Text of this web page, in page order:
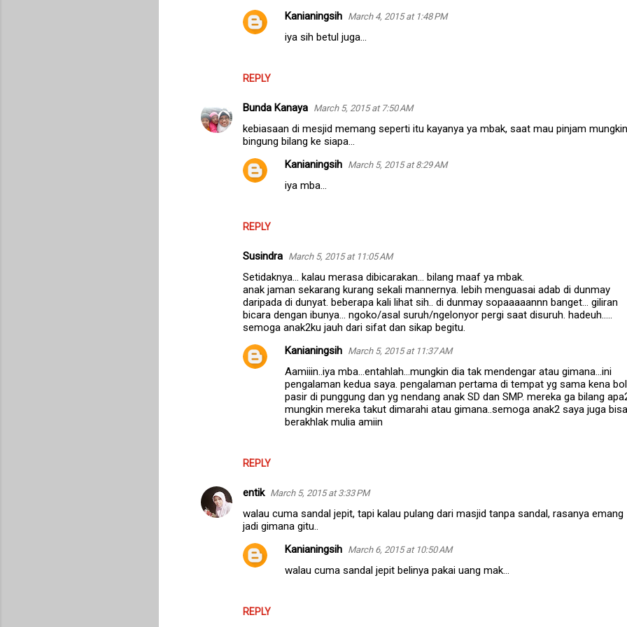
REPLY
Kanianingsih March 4, 2015 at 1:48 PM
iya sih betul juga...
Bunda Kanaya March 5, 2015 at 7:50 AM
kebiasaan di mesjid memang seperti itu kayanya ya mbak, saat mau pinjam mungkin
bingung bilang ke siapa...
REPLY
Kanianingsih March 5, 2015 at 8:29 AM
iya mba...
Susindra March 5, 2015 at 11:05 AM
Setidaknya... kalau merasa dibicarakan... bilang maaf ya mbak.
anak jaman sekarang kurang sekali mannernya. lebih menguasai adab di dunmay
daripada di dunyat. beberapa kali lihat sih.. di dunmay sopaaaaannn banget... giliran
bicara dengan ibunya... ngoko/asal suruh/ngelonyor pergi saat disuruh. hadeuh.....
semoga anak2ku jauh dari sifat dan sikap begitu.
REPLY
Kanianingsih March 5, 2015 at 11:37 AM
Aamiiin..iya mba...entahlah...mungkin dia tak mendengar atau gimana...ini
pengalaman kedua saya. pengalaman pertama di tempat yg sama kena
pasir di punggung dan yg nendang anak SD dan SMP. mereka ga bilang
mungkin mereka takut dimarahi atau gimana..semoga anak2 saya juga bisa
berakhlak mulia amiin
entik March 5, 2015 at 3:33 PM
walau cuma sandal jepit, tapi kalau pulang dari masjid tanpa sandal, rasanya emang
jadi gimana gitu..
REPLY
Kanianingsih March 6, 2015 at 10:50 AM
walau cuma sandal jepit belinya pakai uang mak...